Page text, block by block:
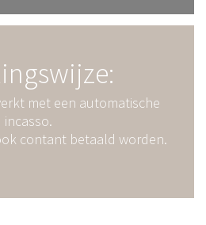
met een automatische
incasso.
contant betaald worden.